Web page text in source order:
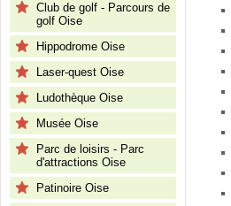
Club de golf - Parcours de
golf Oise
Hippodrome Oise
Laser-quest Oise
Ludothèque Oise
Musée Oise
Parc de loisirs - Parc
d'attractions Oise
Patinoire Oise